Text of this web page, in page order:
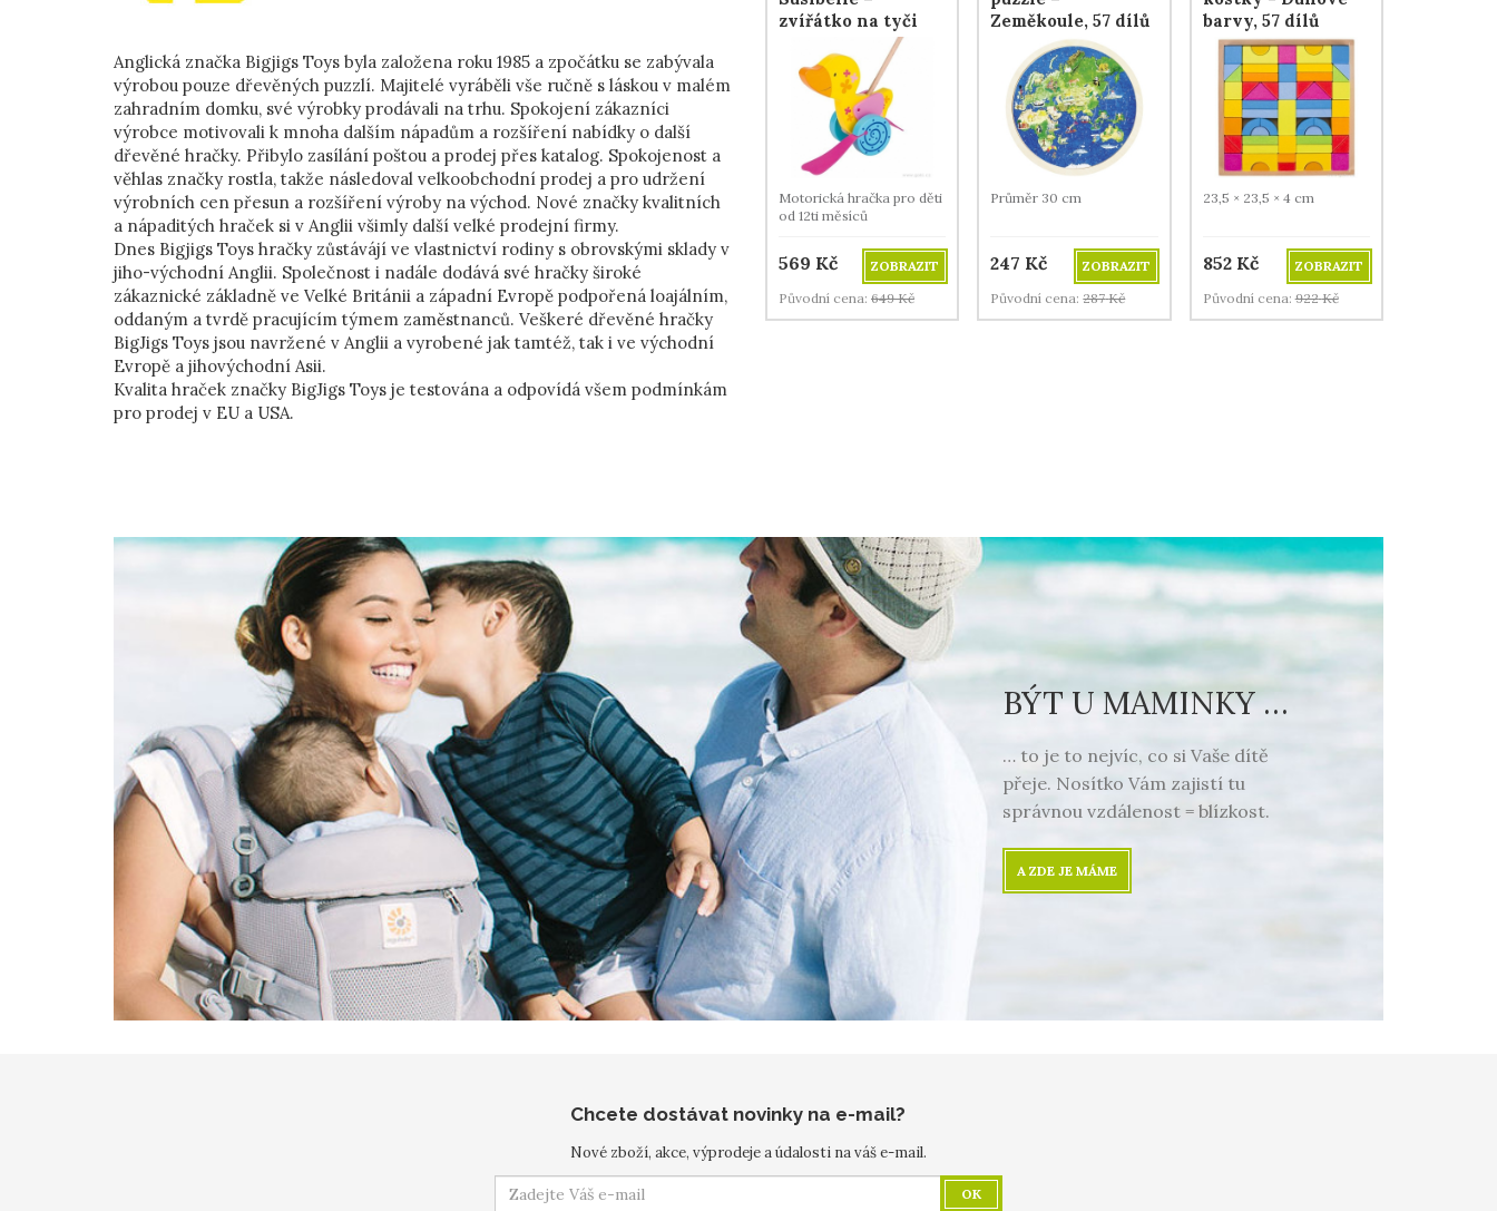
Anglická značka Bigjigs Toys byla založena roku 1985 a zpočátku se zabývala
výrobou pouze dřevěných puzzlí. Majitelé vyráběli vše ručně s láskou v malém
zahradním domku, své výrobky prodávali na trhu. Spokojení zákazníci
výrobce motivovali k mnoha dalším nápadům a rozšíření nabídky o další
dřevěné hračky. Přibylo zasílání poštou a prodej přes katalog. Spokojenost a
věhlas značky rostla, takže následoval velkoobchodní prodej a pro udržení
výrobních cen přesun a rozšíření výroby na východ. Nové značky kvalitních
a nápaditých hraček si v Anglii všimly další velké prodejní firmy.
Dnes Bigjigs Toys hračky zůstávájí ve vlastnictví rodiny s obrovskými sklady v
jiho-východní Anglii. Společnost i nadále dodává své hračky široké
zákaznické základně ve Velké Británii a západní Evropě podpořená loajálním,
oddaným a tvrdě pracujícím týmem zaměstnanců. Veškeré dřevěné hračky
BigJigs Toys jsou navržené v Anglii a vyrobené jak tamtéž, tak i ve východní
Evropě a jihovýchodní Asii.
Kvalita hraček značky BigJigs Toys je testována a odpovídá všem podmínkám
pro prodej v EU a USA.
zvířátko na tyči
Motorická hračka pro děti
od 12ti měsíců
569 Kč
ZOBRAZIT
Původní cena: 649 Kč
Zeměkoule, 57 dílů
Průměr 30 cm
247 Kč
ZOBRAZIT
Původní cena:287 Kč
barvy, 57 dílů
23,5 × 23,5 × 4 cm
852 Kč
ZOBRAZIT
Původní cena:922 Kč
BÝT U MAMINKY …
… to je to nejvíc, co si Vaše dítě
přeje. Nosítko Vám zajistí tu
správnou vzdálenost = blízkost.
A ZDE JE MÁME
Chcete dostávat novinky na e-mail?
Nové zboží, akce, výprodeje a údalosti na váš e-mail.
OK